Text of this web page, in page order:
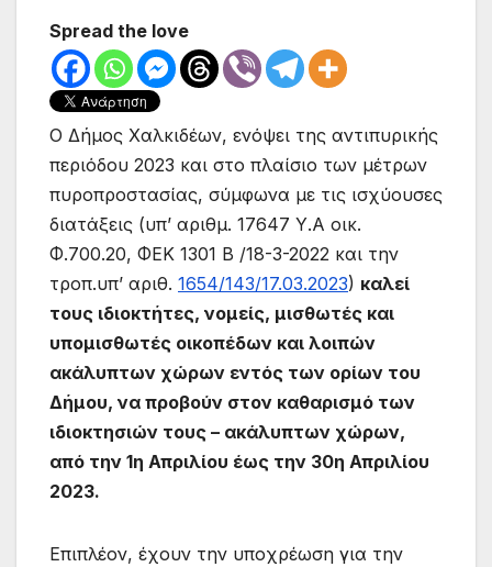
Spread the love
Ο Δήμος Χαλκιδέων, ενόψει της αντιπυρικής
περιόδου 2023 και στο πλαίσιο των μέτρων
πυροπροστασίας, σύμφωνα με τις ισχύουσες
διατάξεις (υπ’ αριθμ. 17647 Υ.Α οικ.
Φ.700.20, ΦΕΚ 1301 Β /18-3-2022 και την
τροπ.υπ’ αριθ. 1654/143/17.03.2023) καλεί
τους ιδιοκτήτες, νομείς, μισθωτές και
υπομισθωτές οικοπέδων και λοιπών
ακάλυπτων χώρων εντός των ορίων του
Δήμου, να προβούν στον καθαρισμό των
ιδιοκτησιών τους – ακάλυπτων χώρων,
από την 1η Απριλίου έως την 30η Απριλίου
2023.
Επιπλέον, έχουν την υποχρέωση για την